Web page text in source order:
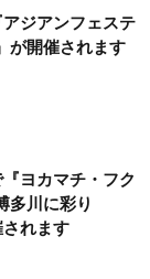
ジアンフェステ
が開催されます
ヨカマチ・フク
多川に彩り
れます